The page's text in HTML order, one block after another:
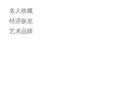
名人收藏
经济纵览
艺术品牌